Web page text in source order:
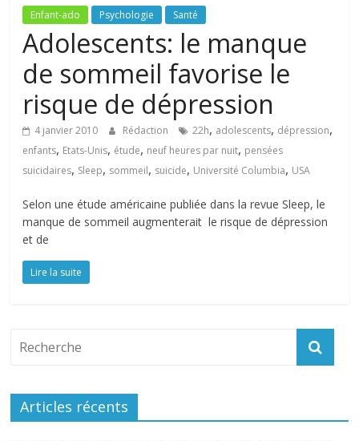
de
toute
famille
Enfant-ado Psychologie Santé
Adolescents: le manque
de sommeil favorise le
risque de dépression
4 janvier 2010 Rédaction 22h, adolescents, dépression,
enfants, Etats-Unis, étude, neuf heures par nuit, pensées
suicidaires, Sleep, sommeil, suicide, Université Columbia, USA
Selon une étude américaine publiée dans la revue Sleep, le
manque de sommeil augmenterait le risque de dépression
et de
Lire la suite
Articles récents